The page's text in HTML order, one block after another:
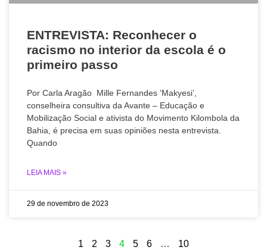
ENTREVISTA: Reconhecer o
racismo no interior da escola é o
primeiro passo
Por Carla Aragão Mille Fernandes ‘Makyesi’,
conselheira consultiva da Avante – Educação e
Mobilização Social e ativista do Movimento Kilombola da
Bahia, é precisa em suas opiniões nesta entrevista.
Quando
LEIA MAIS »
29 de novembro de 2023
1 2 3 4 5 6 … 10